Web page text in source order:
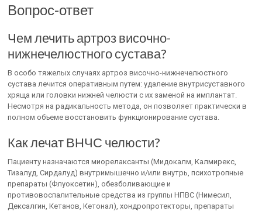
Вопрос-ответ
Чем лечить артроз височно-
нижнечелюстного сустава?
В особо тяжелых случаях артроз височно-нижнечелюстного
сустава лечится оперативным путем: удаление внутрисуставного
хряща или головки нижней челюсти с их заменой на имплантат.
Несмотря на радикальность метода, он позволяет практически в
полном объеме восстановить функционирование сустава.
Как лечат ВНЧС челюсти?
Пациенту назначаются миорелаксанты (Мидокалм, Калмирекс,
Тизалуд, Сирдалуд) внутримышечно и/или внутрь, психотропные
препараты (Флуоксетин), обезболивающие и
противовоспалительные средства из группы НПВС (Нимесил,
Дексалгин, Кетанов, Кетонал), хондропротекторы, препараты